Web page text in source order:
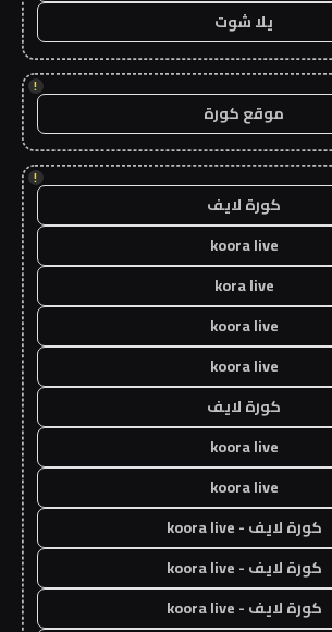
يلا شوت
!
موقع كورة
!
كورة لايف
koora live
kora live
koora live
koora live
كورة لايف
koora live
koora live
كورة لايف - koora live
كورة لايف - koora live
كورة لايف - koora live